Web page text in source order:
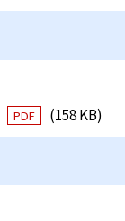
PDF (158 KB)